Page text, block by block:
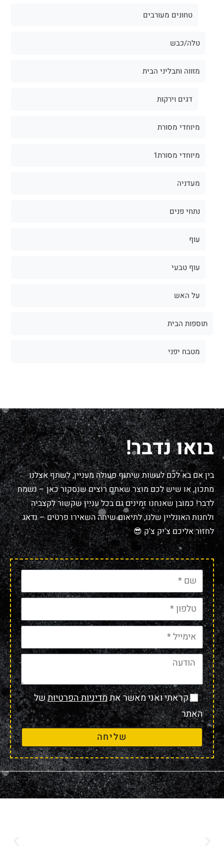
טחונים מעורבים
טלה/כבש
מזווה ותבליני הבית
דגים וירקות
מיוחדי מסורת
מיוחדי מסורת1
מעדניה
נתחי פנים
עוף
עוף טבעי
על האש
תוספות הבית
מטבח יפני
בואו נדבר!
בין אם בא לכם לעשות שיתוף פעולה מעניין, לשתף אצלנו
מתכון, או שיש לכם מוצר שאתם רוצים שנסקור כאן – נשמח
לדבר! כמובן שאנחנו זמינים גם בכל עניין שקשור לקצביה
ולחנות האונליין שלנו, לתיאום שיחה השאירו פרטים – נדאג
לחזור אליכם צ'יק צ'ק 😎
קראתי ואני מאשר אתמדיניות הפרטיותשל
האתר
שליחה